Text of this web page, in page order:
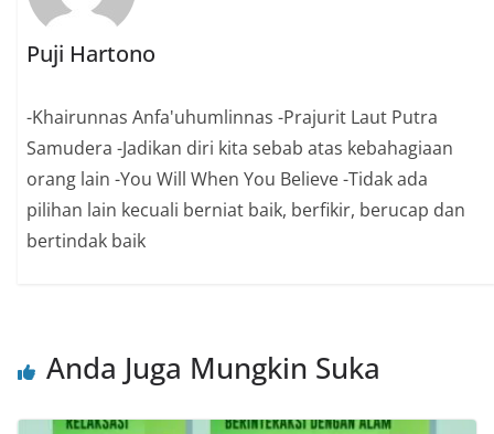
Puji Hartono
-Khairunnas Anfa'uhumlinnas -Prajurit Laut Putra
Samudera -Jadikan diri kita sebab atas kebahagiaan
orang lain -You Will When You Believe -Tidak ada
pilihan lain kecuali berniat baik, berfikir, berucap dan
bertindak baik
Anda Juga Mungkin Suka